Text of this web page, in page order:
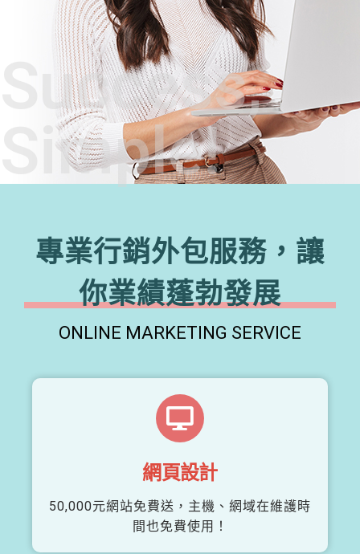
Success,
Simple!
專業行銷外包服務，讓
你業績蓬勃發展
ONLINE MARKETING SERVICE
網頁設計
50,000元網站免費送，主機、網域在維護時
間也免費使用！